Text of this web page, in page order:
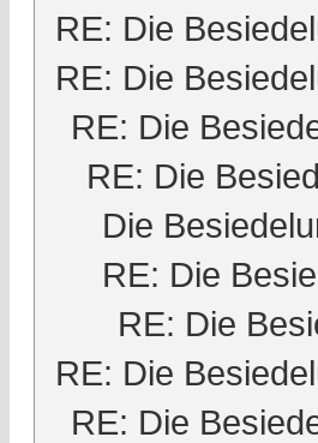
RE: Die
RE: Die
RE: Die
RE: Die
Die
RE: Die
RE: Die
RE: Die
RE: Die